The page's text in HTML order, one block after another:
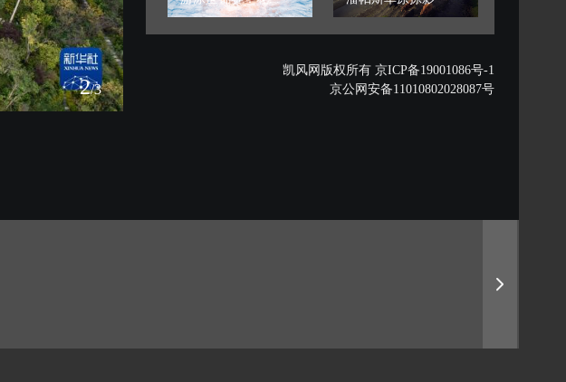
2/3
凯风网版权所有 京ICP备19001086号-1
京公网安备11010802028087号